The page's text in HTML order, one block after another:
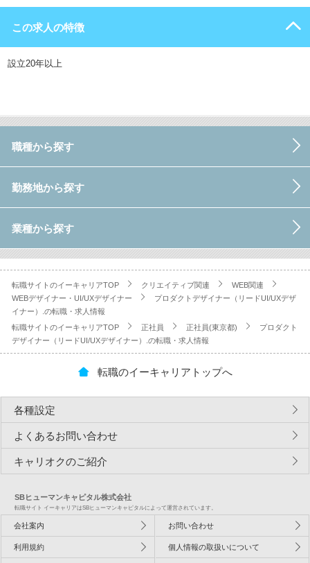
この求人の特徴
設立20年以上
職種から探す
勤務地から探す
業種から探す
転職サイトのイーキャリアTOP クリエイティブ関連
WEB関連
WEBデザイナー・UI/UXデザイナー
プロダクトデザイナー（リードUI/UXデザ
イナー）.の転職・求人情報
転職サイトのイーキャリアTOP
正社員 正社員(東京都)
プロダクト
デザイナー（リードUI/UXデザイナー）.の転職・求人情報
転職のイーキャリアトップへ
各種設定
よくあるお問い合わせ
キャリオクのご紹介
SBヒューマンキャピタル株式会社
転職サイト イーキャリアはSBヒューマンキャピタルによって運営されています。
会社案内 お問い合わせ
利用規約 個人情報の取扱いについて